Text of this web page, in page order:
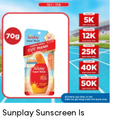
Sunplay Sunscreen Is